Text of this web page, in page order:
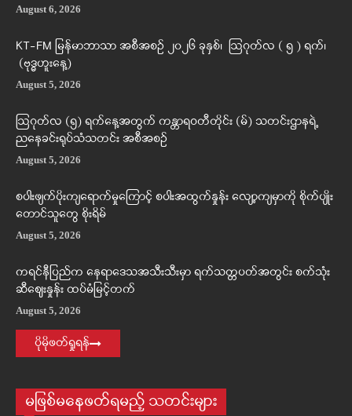
August 6, 2026
KT-FM မြန်မာဘာသာ အစီအစဉ် ၂၀၂၆ ခုနှစ်၊ ဩဂုတ်လ ( ၅ ) ရက်၊
(ဗုဒ္ဓဟူးနေ့)
August 5, 2026
ဩဂုတ်လ (၅) ရက်နေ့အတွက် ကန္တာရဝတီတိုင်း (မ်) သတင်းဌာနရဲ့
ညနေခင်းရုပ်သံသတင်း အစီအစဉ်
August 5, 2026
စပါးဖျက်ပိုးကျရောက်မှုကြောင့် စပါးအထွက်နှုန်း လျော့ကျမှာကို စိုက်ပျိုး
တောင်သူတွေ စိုးရိမ်
August 5, 2026
ကရင်နီပြည်က နေရာဒေသအသီးသီးမှာ ရက်သတ္တပတ်အတွင်း စက်သုံး
ဆီဈေးနှုန်း ထပ်မံမြင့်တက်
August 5, 2026
ပိုမိုဖတ်ရှုရန်
မဖြစ်မနေဖတ်ရမည့် သတင်းများ